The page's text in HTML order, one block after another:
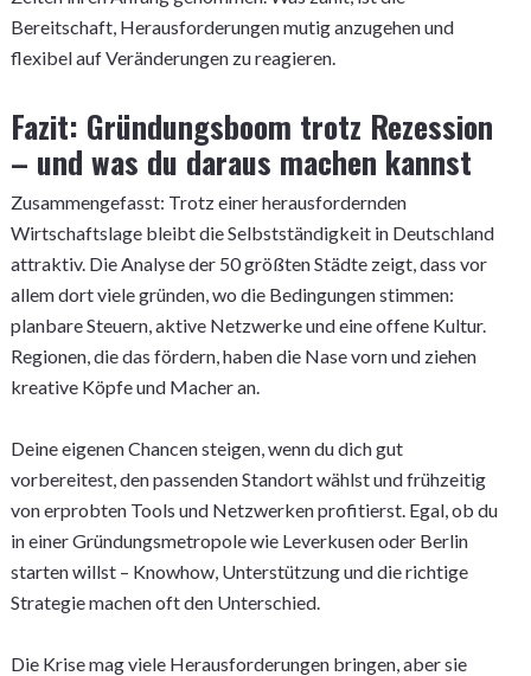
Bereitschaft, Herausforderungen mutig anzugehen und
flexibel auf Veränderungen zu reagieren.
Fazit: Gründungsboom trotz Rezession
– und was du daraus machen kannst
Zusammengefasst: Trotz einer herausfordernden
Wirtschaftslage bleibt die Selbstständigkeit in Deutschland
attraktiv. Die Analyse der 50 größten Städte zeigt, dass vor
allem dort viele gründen, wo die Bedingungen stimmen:
planbare Steuern, aktive Netzwerke und eine offene Kultur.
Regionen, die das fördern, haben die Nase vorn und ziehen
kreative Köpfe und Macher an.
Deine eigenen Chancen steigen, wenn du dich gut
vorbereitest, den passenden Standort wählst und frühzeitig
von erprobten Tools und Netzwerken profitierst. Egal, ob du
in einer Gründungsmetropole wie Leverkusen oder Berlin
starten willst – Knowhow, Unterstützung und die richtige
Strategie machen oft den Unterschied.
Die Krise mag viele Herausforderungen bringen, aber sie